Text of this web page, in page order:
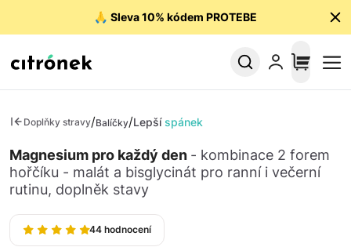
🙏 Sleva 10% kódem PROTEBE
Doplňky stravy/Balíčky/Lepšíspánek
Magnesium pro každý den - kombinace 2 forem
hořčíku - malát a bisglycinát pro ranní i večerní
rutinu, doplněk stavy
44 hodnocení